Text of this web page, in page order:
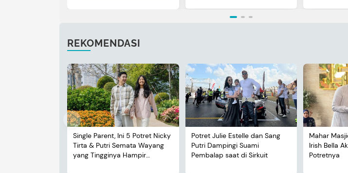
REKOMENDASI
Single Parent, Ini 5 Potret Nicky
Tirta & Putri Semata Wayang
yang Tingginya Hampir
Potret Julie Estelle dan Sang
Putri Dampingi Suami
Pembalap saat di Sirkuit
Mahar
Irish Bella
Potretnya